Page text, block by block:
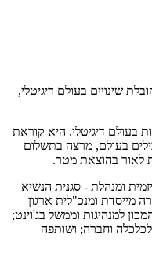
שינויים בעולם דיגיטלי,
בעולם דיגיטלי. היא קוראת
בעולם, מרצה בתשלום
לאור בהוצאת מטר.
ומנהלת - סגנית הנשיא
מייסדת ומנכ"לית ארגון
למנהיגות וממשל בג'וינט;
וחברה; ושותפה